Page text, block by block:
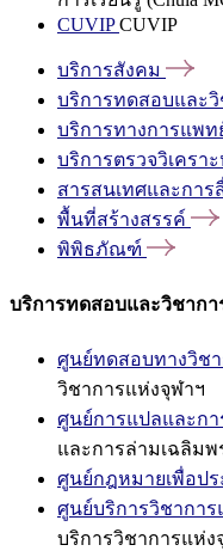
CUVIPCUVIP
บริการสังคม
บริการทดสอบและวิ
บริการทางการแพท
บริการตรวจวิเคร
สารสนเทศและการ
พื้นที่สร้างสรรค์
พิพิธภัณฑ์
บริการทดสอบและวิชากา
ศูนย์ทดสอบทางวิช
วิชาการแห่งจุฬาฯ
ศูนย์การแปลและกา
และการล่ามเฉลิมพ
ศูนย์กฎหมายเพื่อป
ศูนย์บริการวิชากา
บริการวิชาการแห่